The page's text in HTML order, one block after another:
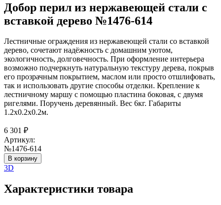
Добор перил из нержавеющей стали с
вставкой дерево №1476-614
Лестничные ограждения из нержавеющей стали со вставкой
дерево, сочетают надёжность с домашним уютом,
экологичность, долговечность. При оформление интерьера
возможно подчеркнуть натуральную текстуру дерева, покрыв
его прозрачным покрытием, маслом или просто отшлифовать,
так и использовать другие способы отделки. Крепление к
лестничному маршу с помощью пластина боковая, с двумя
ригелями. Поручень деревянный. Вес 6кг. Габариты
1.2х0.2х0.2м.
6 301 ₽
Артикул:
№1476-614
В корзину
3D
Характеристики товара